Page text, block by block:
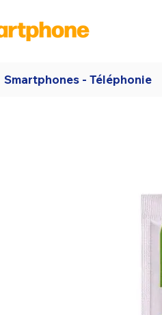
Smartphones - Téléphonie